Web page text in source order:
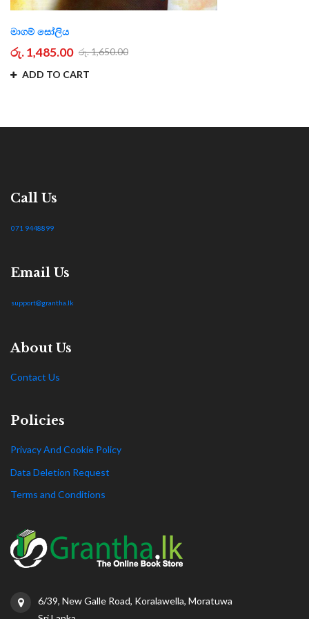
මාගම් සෝලිය
රු. 1,485.00 රු. 1,650.00
ADD TO CART
Call Us
071 9448899
Email Us
support@grantha.lk
About Us
Contact Us
Policies
Privacy And Cookie Policy
Data Deletion Request
Terms and Conditions
6/39, New Galle Road, Koralawella, Moratuwa